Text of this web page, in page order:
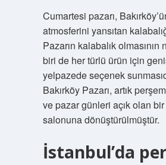
Cumartesi pazarı,
atmosferini yansıtan
Pazarın kalabalık
biri de her türlü ürün için
yelpazede seçenek
Bakırköy Pazarı, artık
ve pazar günleri açık olan
salonuna dönüştürülmüştür.
İstanbul’da